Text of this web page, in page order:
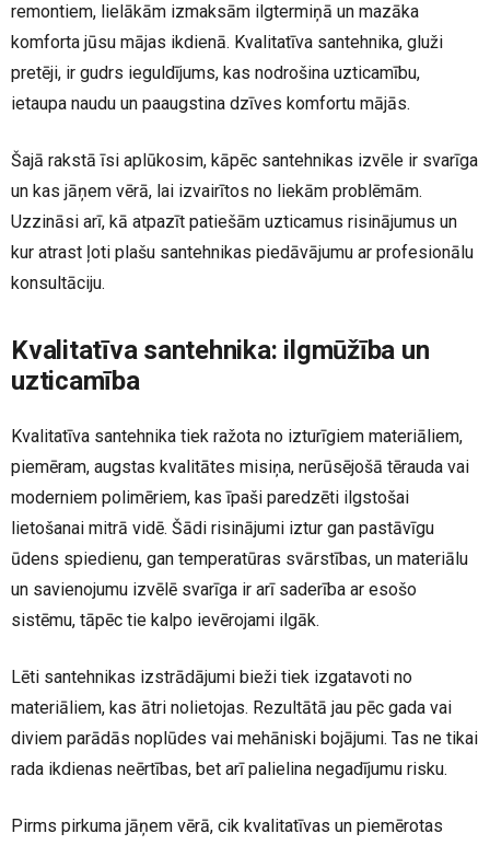
remontiem, lielākām izmaksām ilgtermiņā un mazāka
komforta jūsu mājas ikdienā. Kvalitatīva santehnika, gluži
pretēji, ir gudrs ieguldījums, kas nodrošina uzticamību,
ietaupa naudu un paaugstina dzīves komfortu mājās.
Šajā rakstā īsi aplūkosim, kāpēc santehnikas izvēle ir svarīga
un kas jāņem vērā, lai izvairītos no liekām problēmām.
Uzzināsi arī, kā atpazīt patiešām uzticamus risinājumus un
kur atrast ļoti plašu santehnikas piedāvājumu ar profesionālu
konsultāciju.
Kvalitatīva santehnika: ilgmūžība un
uzticamība
Kvalitatīva santehnika tiek ražota no izturīgiem materiāliem,
piemēram, augstas kvalitātes misiņa, nerūsējošā tērauda vai
moderniem polimēriem, kas īpaši paredzēti ilgstošai
lietošanai mitrā vidē. Šādi risinājumi iztur gan pastāvīgu
ūdens spiedienu, gan temperatūras svārstības, un materiālu
un savienojumu izvēlē svarīga ir arī saderība ar esošo
sistēmu, tāpēc tie kalpo ievērojami ilgāk.
Lēti santehnikas izstrādājumi bieži tiek izgatavoti no
materiāliem, kas ātri nolietojas. Rezultātā jau pēc gada vai
diviem parādās noplūdes vai mehāniski bojājumi. Tas ne tikai
rada ikdienas neērtības, bet arī palielina negadījumu risku.
Pirms pirkuma jāņem vērā, cik kvalitatīvas un piemērotas